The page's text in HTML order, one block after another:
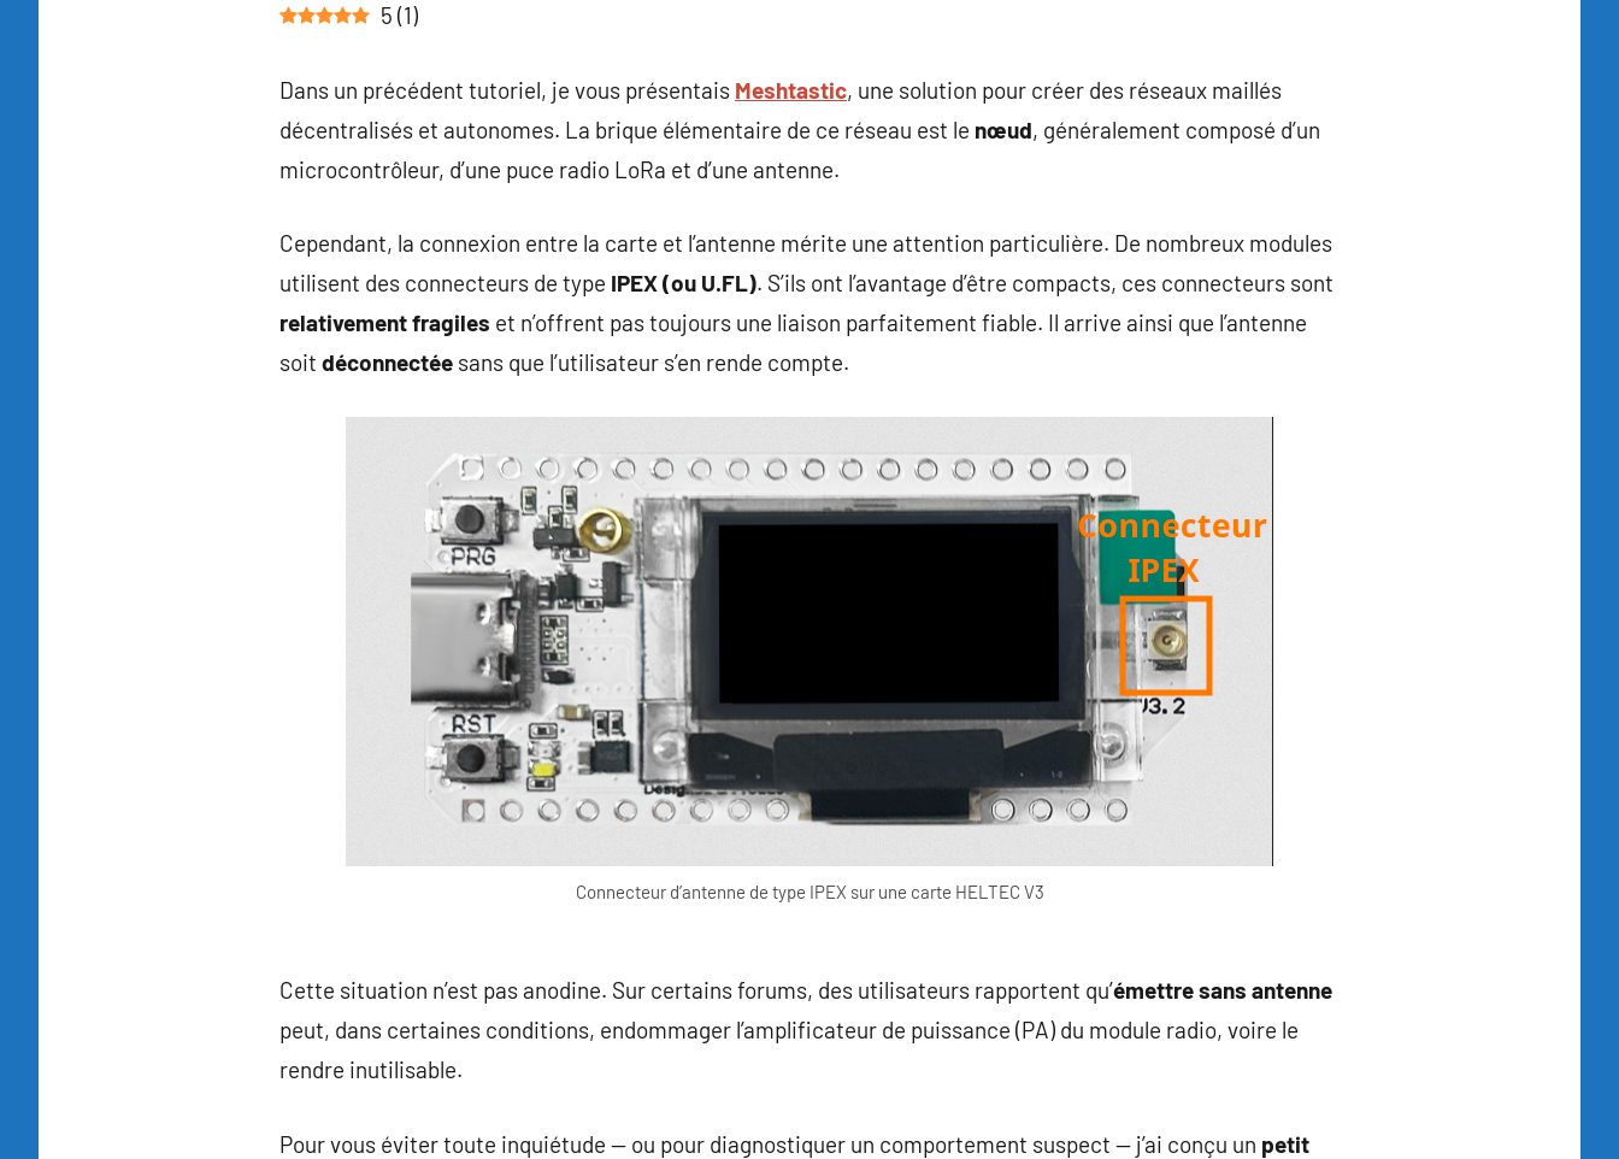
5 (1)
Dans un précédent tutoriel, je vous présentais Meshtastic, une solution pour créer des réseaux maillés
décentralisés et autonomes. La brique élémentaire de ce réseau est le nœud, généralement composé d’un
microcontrôleur, d’une puce radio LoRa et d’une antenne.
Cependant, la connexion entre la carte et l’antenne mérite une attention particulière. De nombreux modules
utilisent des connecteurs de type IPEX (ou U.FL). S’ils ont l’avantage d’être compacts, ces connecteurs sont
relativement fragiles et n’offrent pas toujours une liaison parfaitement fiable. Il arrive ainsi que l’antenne
soit déconnectée sans que l’utilisateur s’en rende compte.
Connecteur d’antenne de type IPEX sur une carte HELTEC V3
Cette situation n’est pas anodine. Sur certains forums, des utilisateurs rapportent qu’émettre sans antenne
peut, dans certaines conditions, endommager l’amplificateur de puissance (PA) du module radio, voire le
rendre inutilisable.
Pour vous éviter toute inquiétude — ou pour diagnostiquer un comportement suspect — j’ai conçu un petit